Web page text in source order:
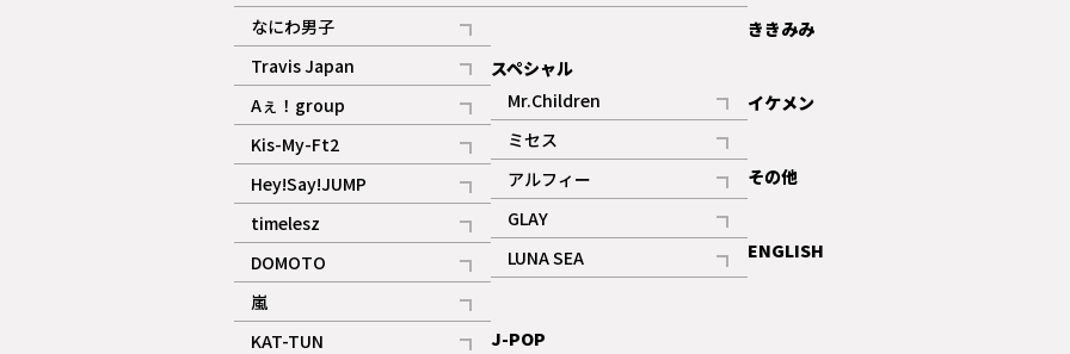
記事
ギャラリー
なにわ男子
記事
Travis Japan
記事
Aぇ！group
記事
Kis-My-Ft2
記事
ギャラリー
Hey!Say!JUMP
記事
timelesz
記事
DOMOTO
記事
嵐
記事
KAT-TUN
記事
スペシャル
Mr.Children
記事
ミセス
記事
アルフィー
記事
GLAY
記事
LUNA SEA
記事
J-POP
ききみみ
イケメン
その他
ENGLISH